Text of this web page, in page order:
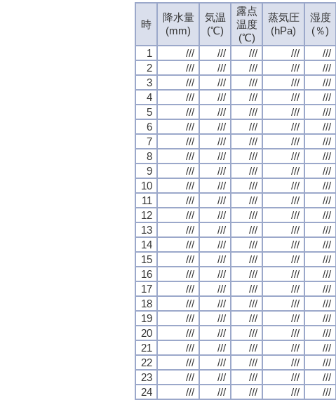
時
降水量
(mm)
気温
(℃)
露点
温度
(℃)
蒸気圧
(hPa)
湿度
(％)
1
/// /// /// /// ///
2
/// /// /// /// ///
3
/// /// /// /// ///
4
/// /// /// /// ///
5
/// /// /// /// ///
6
/// /// /// /// ///
7
/// /// /// /// ///
8
/// /// /// /// ///
9
/// /// /// /// ///
10
/// /// /// /// ///
11
/// /// /// /// ///
12
/// /// /// /// ///
13
/// /// /// /// ///
14
/// /// /// /// ///
15
/// /// /// /// ///
16
/// /// /// /// ///
17
/// /// /// /// ///
18
/// /// /// /// ///
19
/// /// /// /// ///
20
/// /// /// /// ///
21
/// /// /// /// ///
22
/// /// /// /// ///
23
/// /// /// /// ///
24
/// /// /// /// ///